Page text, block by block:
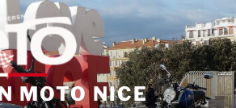
MOTO NICE